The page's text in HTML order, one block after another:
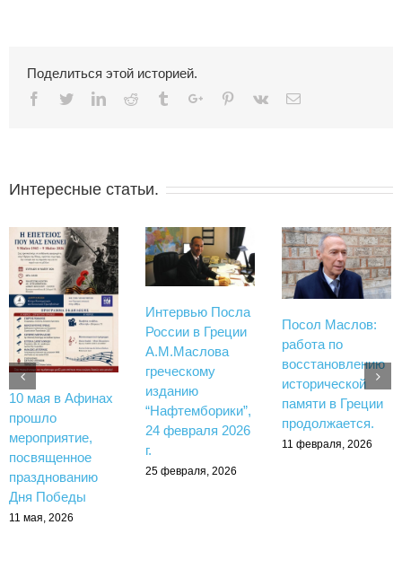
Поделиться этой историей.
Facebook
TwitterLinkedinReddit TumblrGoogle+Pinterest
Vk Email
Интересные статьи.
10 мая в Афинах
прошло
мероприятие,
посвященное
празднованию
Дня Победы
11 мая, 2026
Интервью Посла
России в Греции
А.М.Маслова
греческому
изданию
“Нафтемборики”,
24 февраля 2026
г.
25 февраля, 2026
Посол Маслов:
работа по
восстановлению
исторической
памяти в Греции
продолжается.
11 февраля, 2026